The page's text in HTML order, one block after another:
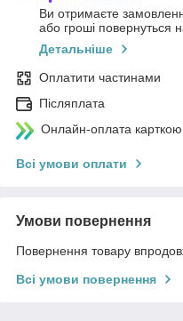
Ви отримаєте
або гроші повернуться
Детальніше
Оплатити частинами
Післяплата
Онлайн-оплата
Всі умови оплати
Умови повернення
Повернення товару
Всі умови повернення